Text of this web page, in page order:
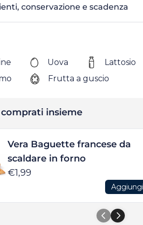
conservazione e scadenza
Uova Lattosio
Frutta a guscio
comprati insieme
Vera Baguette francese da
scaldare in forno
€1,99
Aggiungi